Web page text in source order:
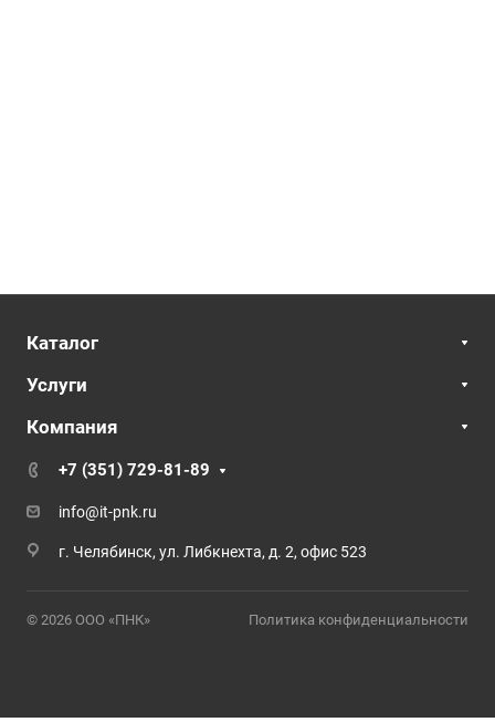
Каталог
Услуги
Компания
+7 (351) 729-81-89
info@it-pnk.ru
г. Челябинск, ул. Либкнехта, д. 2, офис 523
© 2026 ООО «ПНК» Политика конфиденциальности